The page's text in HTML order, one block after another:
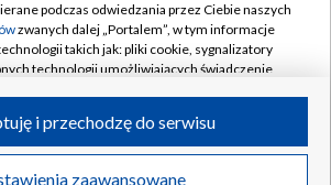
Kontakt
Kanały
Polska S.A. w likwidacji
podczas odwiedzania przez Ciebie naszych
zwanych dalej „Portalem”, w tym informacje
takich jak: pliki cookie, sygnalizatory
technologii umożliwiających świadczenie
podczas odwiedzania przez Ciebie
zaawansowane
i przechodzę do serwisu